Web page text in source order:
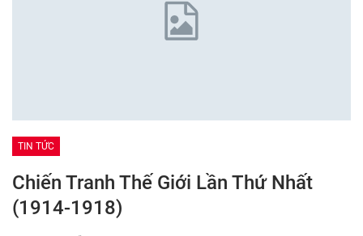
TIN TỨC
Chiến Tranh Thế Giới Lần Thứ Nhất
(1914-1918)